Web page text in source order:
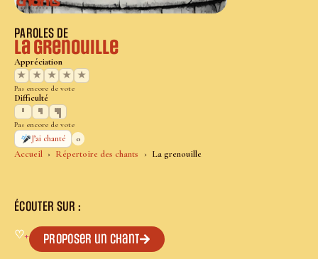
Accueil Répertoire des chants La grenouille
PAROLES DE
La grenouille
Appréciation
★
★ ★ ★ ★
Pas encore de vote
Difficulté
Pas encore de vote
J’ai chanté
0
ÉCOUTER SUR :
♡+ Proposer un chant